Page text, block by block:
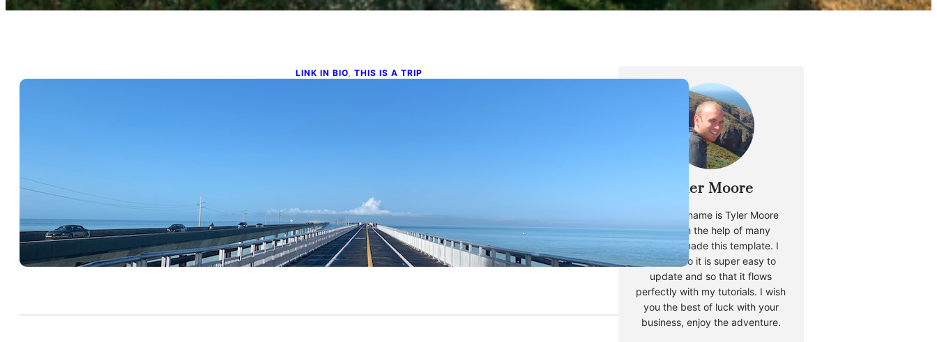
LINK IN BIO, THIS IS A TRIP
Tyler Moore
Hello, my name is Tyler Moore
and with the help of many
people I made this template. I
made it so it is super easy to
update and so that it flows
perfectly with my tutorials. I wish
you the best of luck with your
business, enjoy the adventure.